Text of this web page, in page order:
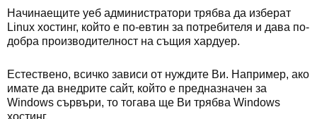
Начинаещите уеб администратори трябва да изберат
Linux хостинг, който е по-евтин за потребителя и дава по-
добра производителност на същия хардуер.
Естествено, всичко зависи от нуждите Ви. Например, ако
имате да внедрите сайт, който е предназначен за
Windows сървъри, то тогава ще Ви трябва Windows